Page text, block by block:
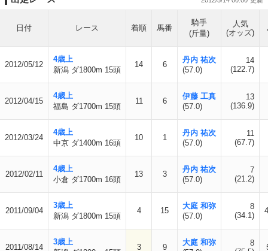
日付 レース 着順 馬番
騎手
(斤量)
人気
(オッズ)
2012/05/12
4歳上
新潟 ダ1800m 15頭
14 6
丹内 祐次
(57.0)
14
(122.7)
2012/04/15
4歳上
福島 ダ1700m 15頭
11 6
伊藤 工真
(57.0)
13
(136.9)
2012/03/24
4歳上
中京 ダ1400m 16頭
10 1
丹内 祐次
(57.0)
11
(67.7)
2012/02/11
4歳上
小倉 ダ1700m 16頭
13 3
丹内 祐次
(57.0)
7
(21.2)
2011/09/04
3歳上
新潟 ダ1800m 15頭
4 15
大庭 和弥
(57.0)
8
(34.1)
2011/08/14
3歳上
3 9
大庭 和弥
8